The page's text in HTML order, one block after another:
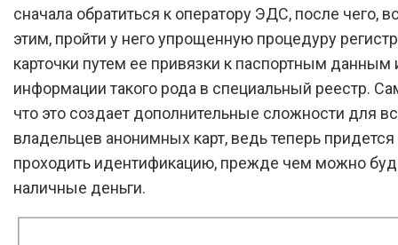
сначала обратиться к оператору ЭДС, после чего,
этим, пройти у него упрощенную процедуру
карточки путем ее привязки к паспортным данным
информации такого рода в специальный реестр.
что это создает дополнительные сложности для
владельцев анонимных карт, ведь теперь придется
проходить идентификацию, прежде чем можно
наличные деньги.